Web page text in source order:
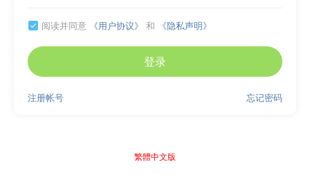
 阅读并同意 《用户协议》 和 《隐私声明》
登录
忘记密码
注册帐号
繁體中文版